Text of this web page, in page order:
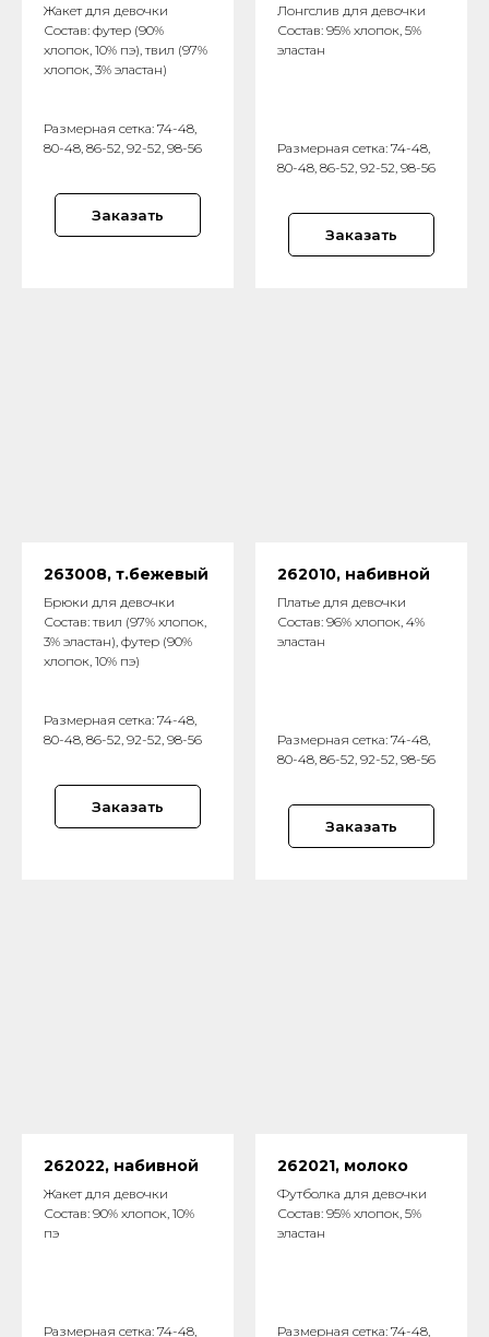
Жакет для девочки
Состав: футер (90%
хлопок, 10% пэ), твил (97%
хлопок, 3% эластан)
Размерная сетка: 74-48,
80-48, 86-52, 92-52, 98-56
Заказать
Лонгслив для девочки
Состав: 95% хлопок, 5%
эластан
Размерная сетка: 74-48,
80-48, 86-52, 92-52, 98-56
Заказать
263008, т.бежевый
Брюки для девочки
Состав: твил (97% хлопок,
3% эластан), футер (90%
хлопок, 10% пэ)
Размерная сетка: 74-48,
80-48, 86-52, 92-52, 98-56
Заказать
262010, набивной
Платье для девочки
Состав: 96% хлопок, 4%
эластан
Размерная сетка: 74-48,
80-48, 86-52, 92-52, 98-56
Заказать
262022, набивной
Жакет для девочки
Состав: 90% хлопок, 10%
пэ
Размерная сетка: 74-48,
262021, молоко
Футболка для девочки
Состав: 95% хлопок, 5%
эластан
Размерная сетка: 74-48,